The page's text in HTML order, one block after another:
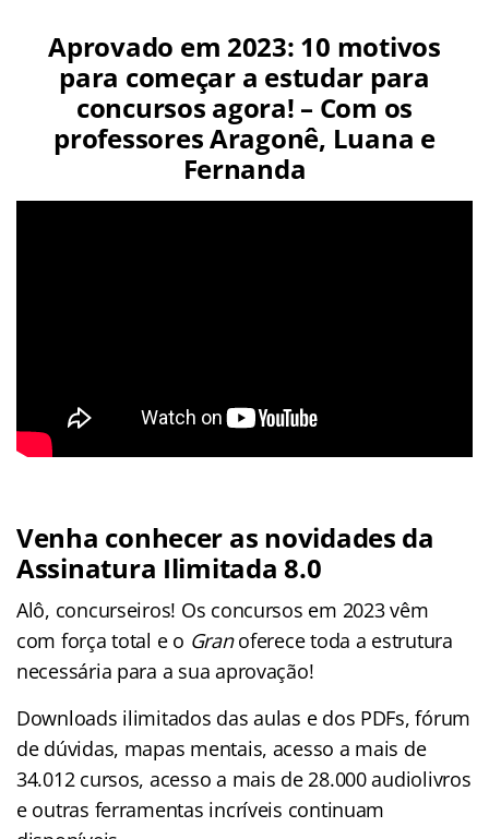
Aprovado em 2023: 10 motivos
para começar a estudar para
concursos agora! – Com os
professores Aragonê, Luana e
Fernanda
Venha conhecer as novidades da
Assinatura Ilimitada 8.0
Alô, concurseiros! Os concursos em 2023 vêm
com força total e o Granoferece toda a estrutura
necessária para a sua aprovação!
Downloads ilimitados das aulas e dos PDFs, fórum
de dúvidas, mapas mentais, acesso a mais de
34.012 cursos, acesso a mais de 28.000 audiolivros
e outras ferramentas incríveis continuam